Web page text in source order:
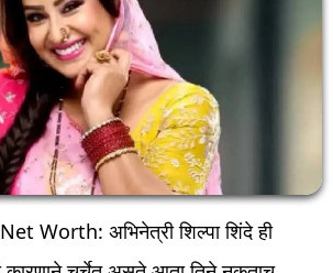
Worth: अभिनेत्री शिल्पा शिंदे ही